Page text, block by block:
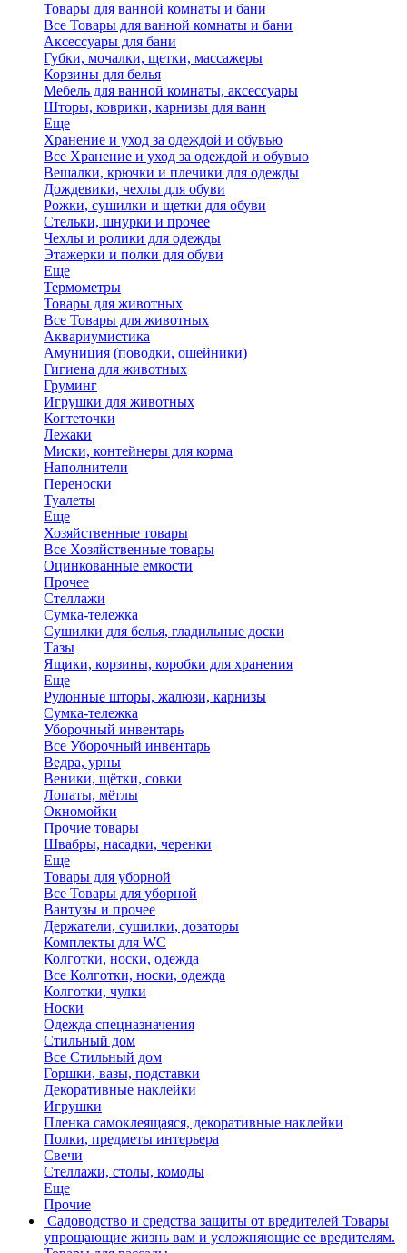
Товары для ванной комнаты и бани
Все Товары для ванной комнаты и бани
Аксессуары для бани
Губки, мочалки, щетки, массажеры
Корзины для белья
Мебель для ванной комнаты, аксессуары
Шторы, коврики, карнизы для ванн
Еще
Хранение и уход за одеждой и обувью
Все Хранение и уход за одеждой и обувью
Вешалки, крючки и плечики для одежды
Дождевики, чехлы для обуви
Рожки, сушилки и щетки для обуви
Стельки, шнурки и прочее
Чехлы и ролики для одежды
Этажерки и полки для обуви
Еще
Термометры
Товары для животных
Все Товары для животных
Аквариумистика
Амуниция (поводки, ошейники)
Гигиена для животных
Груминг
Игрушки для животных
Когтеточки
Лежаки
Миски, контейнеры для корма
Наполнители
Переноски
Туалеты
Еще
Хозяйственные товары
Все Хозяйственные товары
Оцинкованные емкости
Прочее
Стеллажи
Сумка-тележка
Сушилки для белья, гладильные доски
Тазы
Ящики, корзины, коробки для хранения
Еще
Рулонные шторы, жалюзи, карнизы
Сумка-тележка
Уборочный инвентарь
Все Уборочный инвентарь
Ведра, урны
Веники, щётки, совки
Лопаты, мётлы
Окномойки
Прочие товары
Швабры, насадки, черенки
Еще
Товары для уборной
Все Товары для уборной
Вантузы и прочее
Держатели, сушилки, дозаторы
Комплекты для WC
Колготки, носки, одежда
Все Колготки, носки, одежда
Колготки, чулки
Носки
Одежда спецназначения
Стильный дом
Все Стильный дом
Горшки, вазы, подставки
Декоративные наклейки
Игрушки
Пленка самоклеящаяся, декоративные наклейки
Полки, предметы интерьера
Свечи
Стеллажи, столы, комоды
Еще
Прочие
Садоводство и средства защиты от вредителей Товары
упрощающие жизнь вам и усложняющие ее вредителям.